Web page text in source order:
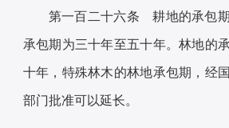
第一百二十六条 耕地的承包
承包期为三十年至五十年。林地的
十年，特殊林木的林地承包期，经
部门批准可以延长。